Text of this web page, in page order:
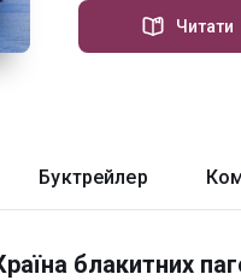
Читати
Буктрейлер
блакитних